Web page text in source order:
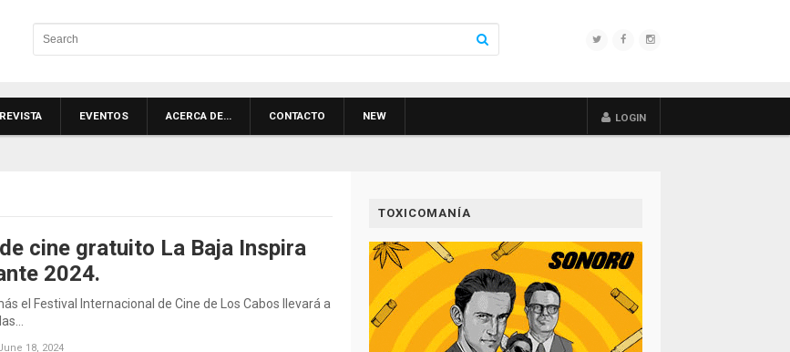
EVENTOS ACERCA DE… CONTACTO NEW LOGIN
cine gratuito La Baja Inspira
2024.
el Festival Internacional de Cine de Los Cabos llevará a
18, 2024
TOXICOMANÍA